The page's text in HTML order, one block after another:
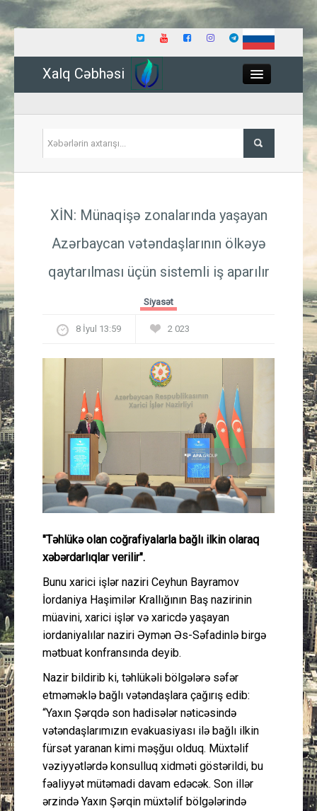
Xalq Cəbhəsi
İqtisadiyyat
Müsahibə
İdman
Layihə
Gündəm
Peşə etikası
Əlaqə
XİN: Münaqişə zonalarında yaşayan
Azərbaycan vətəndaşlarının ölkəyə
qaytarılması üçün sistemli iş aparılır
Siyasət
8 İyul 13:59 2 023
"Təhlükə olan coğrafiyalarla bağlı ilkin olaraq
xəbərdarlıqlar verilir".
Bunu xarici işlər naziri Ceyhun Bayramov
İordaniya Haşimilər Krallığının Baş nazirinin
müavini, xarici işlər və xaricdə yaşayan
iordaniyalılar naziri Əymən Əs-Səfadinlə birgə
mətbuat konfransında deyib.
Nazir bildirib ki, təhlükəli bölgələrə səfər
etməməklə bağlı vətəndaşlara çağırış edib:
“Yaxın Şərqdə son hadisələr nəticəsində
vətəndaşlarımızın evakuasiyası ilə bağlı ilkin
fürsət yaranan kimi məşğuı olduq. Müxtəlif
vəziyyətlərdə konsulluq xidməti göstərildi, bu
fəaliyyət mütəmadi davam edəcək. Son illər
ərzində Yaxın Şərqin müxtəlif bölgələrində